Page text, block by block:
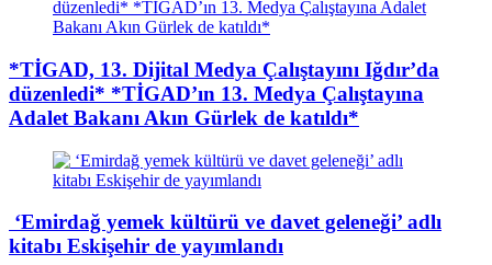
*TİGAD, 13. Dijital Medya Çalıştayını Iğdır’da
düzenledi* *TİGAD’ın 13. Medya Çalıştayına
Adalet Bakanı Akın Gürlek de katıldı*
​ ‘Emirdağ yemek kültürü ve davet geleneği’ adlı
kitabı Eskişehir de yayımlandı